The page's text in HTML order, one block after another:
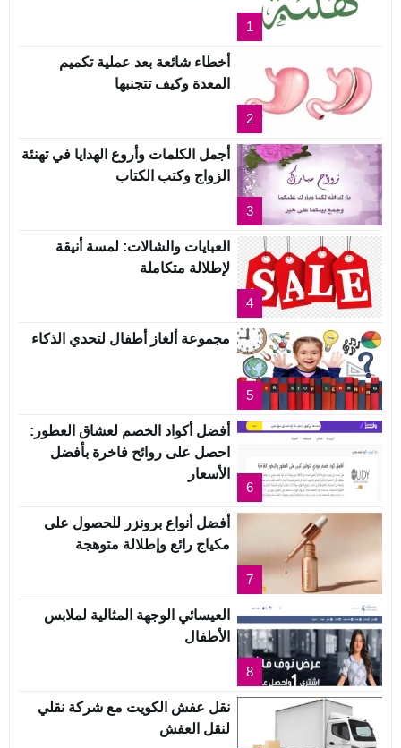
1
2
أخطاء شائعة بعد عملية تكميم
المعدة وكيف تتجنبها
3
أجمل الكلمات وأروع الهدايا في تهنئة
الزواج وكتب الكتاب
4
العبايات والشالات: لمسة أنيقة
لإطلالة متكاملة
5
مجموعة ألغاز أطفال لتحدي الذكاء
6
أفضل أكواد الخصم لعشاق العطور:
احصل على روائح فاخرة بأفضل
الأسعار
7
أفضل أنواع برونزر للحصول على
مكياج رائع وإطلالة متوهجة
8
العيسائي الوجهة المثالية لملابس
الأطفال
نقل عفش الكويت مع شركة نقلي
لنقل العفش